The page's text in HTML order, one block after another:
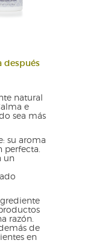
después
natural
e
sea más
su aroma
perfecta.
un
razón.
de
en